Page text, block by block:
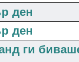
ден
ден
ги